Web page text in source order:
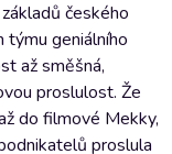
českého
týmu geniálního
až směšná,
proslulost. Že
do filmové Mekky,
proslula